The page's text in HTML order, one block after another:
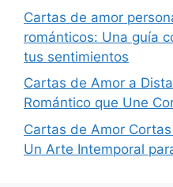
Cartas de amor
románticos: Una guía
tus sentimientos
Cartas de Amor a
Romántico que Une
Cartas de Amor
Un Arte Intemporal